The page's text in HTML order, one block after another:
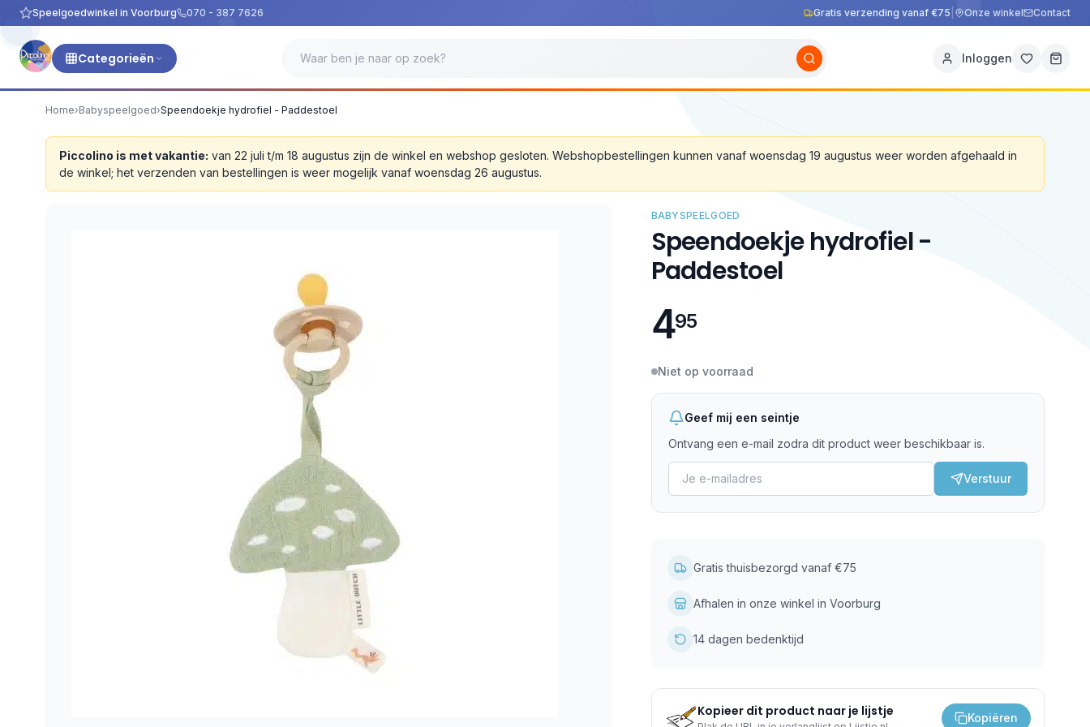
Speelgoedwinkel in Voorburg 070 - 387 7626 Gratis verzending vanaf €75 Onze winkel Contact
Categorieën Inloggen
Home›Babyspeelgoed›Speendoekje hydrofiel - Paddestoel
Piccolino is met vakantie: van 22 juli t/m 18 augustus zijn de winkel en webshop gesloten. Webshopbestellingen kunnen vanaf woensdag 19 augustus weer worden afgehaald in
de winkel; het verzenden van bestellingen is weer mogelijk vanaf woensdag 26 augustus.
BABYSPEELGOED
Speendoekje hydrofiel -
Paddestoel
495
Niet op voorraad
Geef mij een seintje
Ontvang een e-mail zodra dit product weer beschikbaar is.
Verstuur
Gratis thuisbezorgd vanaf €75
Afhalen in onze winkel in Voorburg
14 dagen bedenktijd
Kopieer dit product naar je lijstje Kopiëren